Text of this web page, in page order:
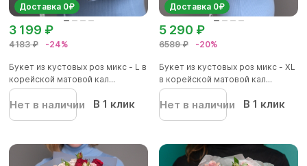
Доставка 0₽
4183 ₽ -24%
3 199 ₽
Букет из кустовых роз микс - L в
корейской матовой кал...
Нет в наличии В 1 клик
Доставка 0₽
6589 ₽ -20%
5 290 ₽
Букет из кустовых роз микс - XL
в корейской матовой кал...
Нет в наличии В 1 клик